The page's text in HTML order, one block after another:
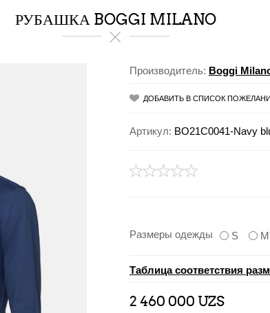
РУБАШКА BOGGI MILANO
Производитель: Boggi
ДОБАВИТЬ В СПИСОК
Артикул: BO21C0041-Navy
Размеры одежды S M
Таблица соответствия
2 460 000 UZS